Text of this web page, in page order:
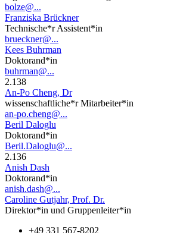
bolze@...
Franziska Brückner
Technische*r Assistent*in
brueckner@...
Kees Buhrman
Doktorand*in
buhrman@...
2.138
An-Po Cheng, Dr
wissenschaftliche*r Mitarbeiter*in
an-po.cheng@...
Beril Daloglu
Doktorand*in
Beril.Daloglu@...
2.136
Anish Dash
Doktorand*in
anish.dash@...
Caroline Gutjahr, Prof. Dr.
Direktor*in und Gruppenleiter*in
+49 331 567-8202